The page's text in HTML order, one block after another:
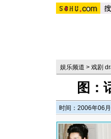
娱乐频道 > 戏剧
图：
时间：2006年06